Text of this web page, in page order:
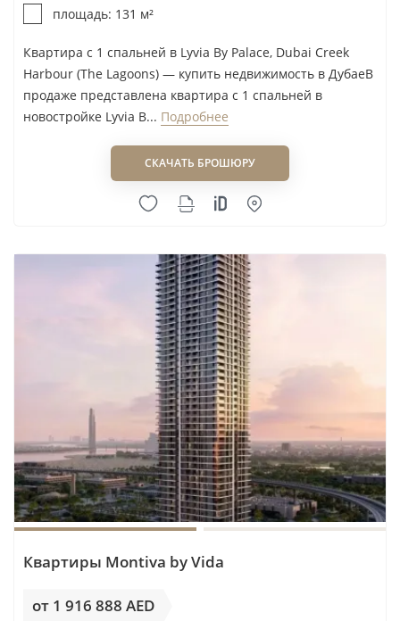
жилью в 1 720 000 AED. Нельзя принимать
справедливой цены без сопоставимых
сделок.
Неравный спрос внутри одного района.
Набережная, вид, этаж и близость к уже
работающим объектам инфраструктуры
влияют на ликвидность сильнее, чем
Риск ожидания инфраструктуры.Metro
Blue Line планируется завершить в 2029
году. При покупке сегодня инвестор должен
быть готов к тому, что удобство метро
появится позже, чем передача конкретного
Конкуренция новых очередей.
При доле
строящегося жилья в сделках 17% новые
запуски не доминируют на рынке, но
расширяют выбор арендатора и покупателя.
Слабый лот может конкурировать с более
передачи объекта.
площадь: 131 м²
Квартира с 1 спальней в Lyvia By Palace, Dubai Creek
Harbour (The Lagoons) — купить недвижимость в ДубаеВ
продаже представлена квартира с 1 спальней в
новостройке Lyvia B... Подробнее
СКАЧАТЬ БРОШЮРУ
Квартиры Montiva by Vida
от 1 916 888 AED